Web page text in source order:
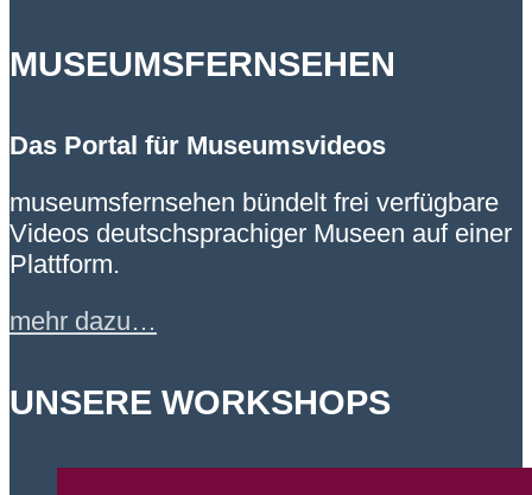
MUSEUMSFERNSEHEN
Das Portal für Museumsvideos
museumsfernsehen bündelt frei verfügbare
Videos deutschsprachiger Museen auf einer
Plattform.
mehr dazu…
UNSERE WORKSHOPS